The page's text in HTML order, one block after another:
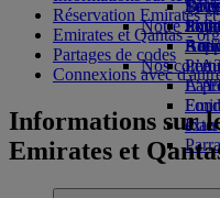
Notre flotte
Plan
La
Nos
La
Se
À
Réservation Emirates et
Emirates et Qantas -
Partages de codes
Connexions avec
Informations sur
Emirates et